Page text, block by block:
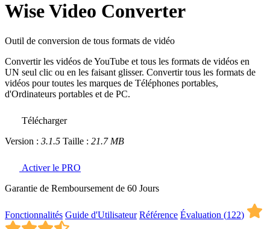
Wise Video Converter
Outil de conversion de tous formats de vidéo
Convertir les vidéos de YouTube et tous les formats de vidéos en
UN seul clic ou en les faisant glisser. Convertir tous les formats de
vidéos pour toutes les marques de Téléphones portables,
d'Ordinateurs portables et de PC.
Télécharger
Version : 3.1.5 Taille : 21.7 MB
Activer le PRO
Garantie de Remboursement de 60 Jours
Fonctionnalités Guide d'Utilisateur Référence Évaluation (122)